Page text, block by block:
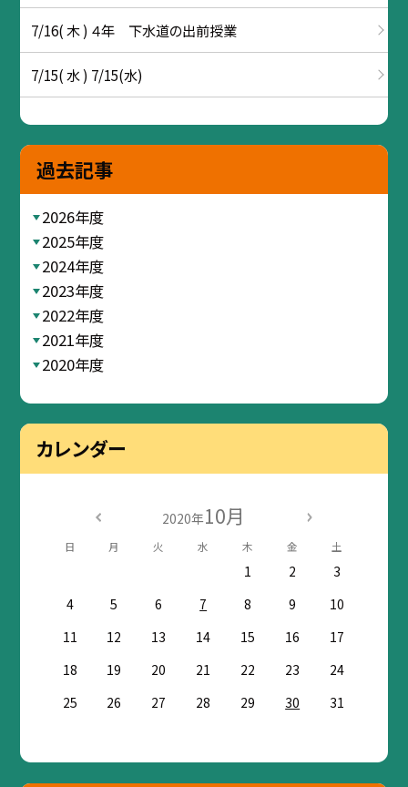
7/16( 木 ) ４年 下水道の出前授業
7/15( 水 ) 7/15(水)
過去記事
2026年度
2025年度
2024年度
2023年度
2022年度
2021年度
2020年度
カレンダー
2020年10月
日 月 火 水 木 金 土
1 2
3
4
5 6 7 8 9
10
11
12 13 14 15 16
17
18
19 20 21 22 23
24
25
26 27 28 29 30 31